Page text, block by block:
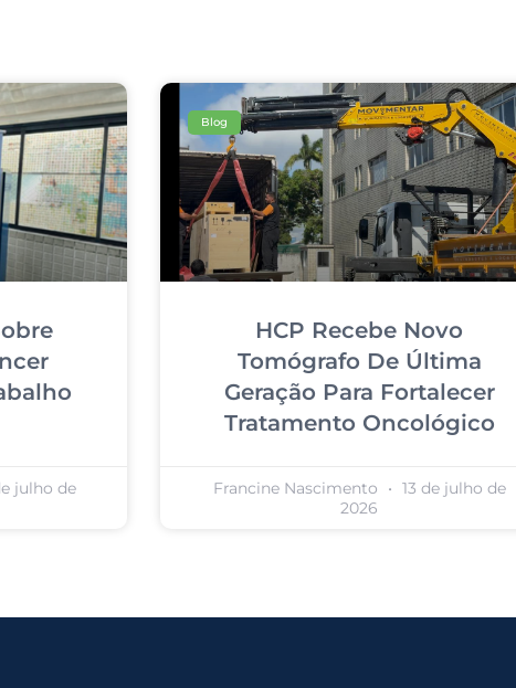
julho de
Blog
HCP Recebe Novo
Tomógrafo De Última
Geração Para Fortalecer
Tratamento Oncológico
Francine Nascimento
13 de julho de
2026